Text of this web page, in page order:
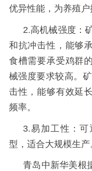
优异性能，为养殖户
2.高机械强度：
和抗冲击性，能够
食槽需要承受鸡群
械强度要求较高。
击性，能够有效延
频率。
3.易加工性：
型，适合大规模生产
青岛中新华美根